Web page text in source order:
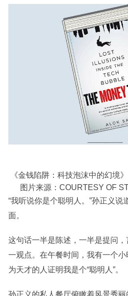
《金钱陷阱：科技泡沫中的幻境
图片来源：COURTESY OF
“我听说你是个聪明人。”孙正义说
面。
这句话一半是陈述，一半是提问
一观点。在午餐时间，我有一个
为天才的人证明我是个“聪明人”。